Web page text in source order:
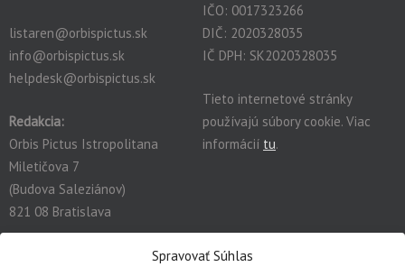
Spravovať Súhlas
listaren@orbispictus.sk
info@orbispictus.sk
helpdesk@orbispictus.sk
Redakcia:
Orbis Pictus Istropolitana
Miletičova 7
(Budova Saleziánov)
821 08 Bratislava
IČO: 0017323266
DIČ: 2020328035
IČ DPH: SK2020328035
Tieto internetové stránky
používajú súbory cookie. Viac
informácií tu.